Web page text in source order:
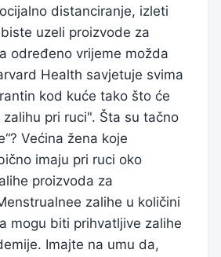
distanciranje, izleti
uzeli proizvode za
određeno vrijeme možda
Health savjetuje svima
kod kuće tako što će
pri ruci". Šta su tačno
Većina žena koje
imaju pri ruci oko
proizvoda za
zalihe u količini
mogu biti prihvatljive zalihe
Imajte na umu da,